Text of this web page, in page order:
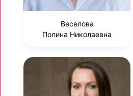
Веселова
Полина Николаевна